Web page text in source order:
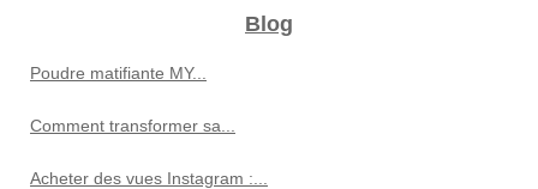
Blog
Poudre matifiante MY...
Comment transformer sa...
Acheter des vues Instagram :...